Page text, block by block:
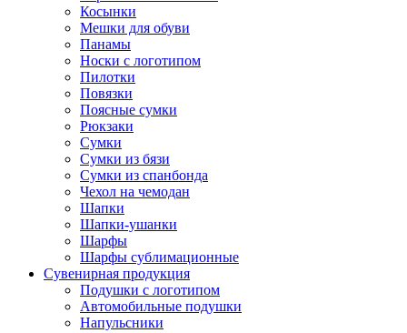
Косынки
Мешки для обуви
Панамы
Носки с логотипом
Пилотки
Повязки
Поясные сумки
Рюкзаки
Сумки
Сумки из бязи
Сумки из спанбонда
Чехол на чемодан
Шапки
Шапки-ушанки
Шарфы
Шарфы сублимационные
Сувенирная продукция
Подушки с логотипом
Автомобильные подушки
Напульсники